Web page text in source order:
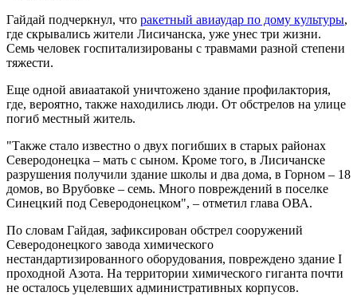
Гайдай подчеркнул, что ракетный авиаудар по дому культуры,
где скрывались жители Лисичанска, уже унес три жизни.
Семь человек госпитализированы с травмами разной степени
тяжести.
Еще одной авиаатакой уничтожено здание профилактория,
где, вероятно, также находились люди. От обстрелов на улице
погиб местный житель.
"Также стало известно о двух погибших в старых районах
Северодонецка – мать с сыном. Кроме того, в Лисичанске
разрушения получили здание школы и два дома, в Горном – 18
домов, во Врубовке – семь. Много повреждений в поселке
Синецкий под Северодонецком", – отметил глава ОВА.
По словам Гайдая, зафиксирован обстрел сооружений
Северодонецкого завода химического
нестандартизированного оборудования, повреждено здание I
проходной Азота. На территории химического гиганта почти
не осталось уцелевших административных корпусов.